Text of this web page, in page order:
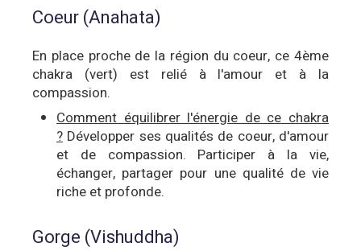
Coeur (Anahata)
En place proche de la région du coeur, ce 4ème
chakra (vert) est relié à l'amour et à la
compassion.
Comment équilibrer l'énergie de ce chakra
? Développer ses qualités de coeur, d'amour
et de compassion. Participer à la vie,
échanger, partager pour une qualité de vie
riche et profonde.
Gorge (Vishuddha)